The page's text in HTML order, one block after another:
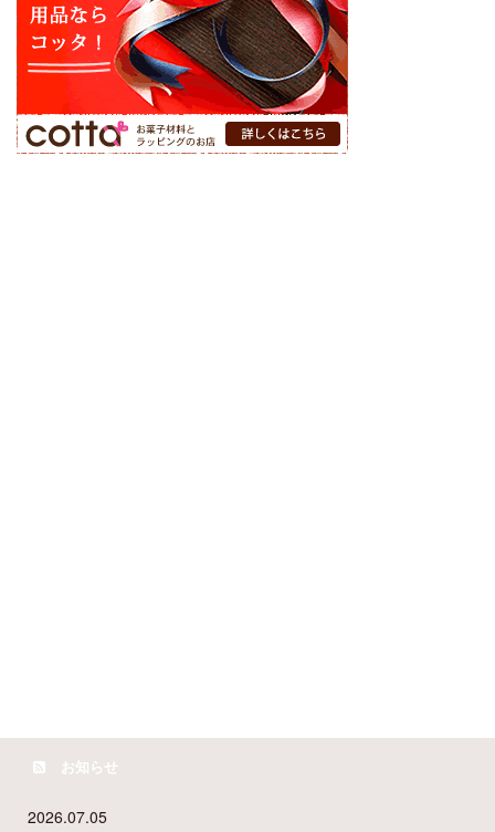
お知らせ
2026.07.05